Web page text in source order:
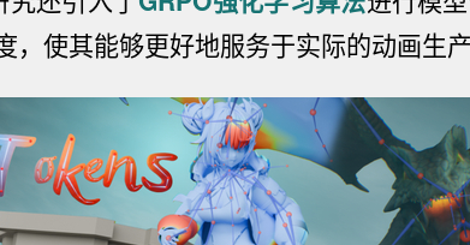
，使其能够更好地服务于实际的动画生产